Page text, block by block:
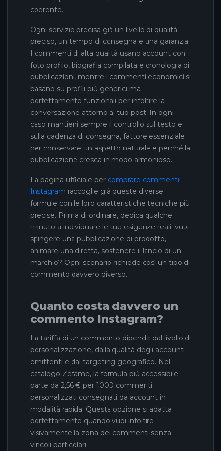
coerente.
Ogni servizio precisa già un livello di qualità
preciso, un tempo di consegna e una garanzia.
I commenti di alta qualità usano account con
foto profilo, biografia compilata e cronologia di
pubblicazioni, mentre i commenti economici si
basano su profili più generici ma
perfettamente funzionali per infoltire la
conversazione attorno al tuo post. In ogni
caso mantieni sempre il controllo sul testo e
sulla cadenza di consegna, fattore essenziale
per conservare un aspetto naturale e perché la
pubblicazione cresca in modo armonioso.
La pagina ufficiale per comprare commenti
Instagram raccoglie già queste diverse
formule con le loro caratteristiche tecniche più
precise. Prima di ordinare, dedica qualche
minuto a individuare le tue esigenze reali: vuoi
spingere una pubblicazione di prodotto,
animare una diretta, sostenere il lancio di un
marchio? Ogni scenario richiede così un tipo di
commento davvero diverso.
Quanto costa davvero un
commento Instagram?
La tariffa di un commento dipende dal livello di
personalizzazione, dalla qualità degli account
emittenti e dal targeting geografico. Nel
catalogo Zefame, la formula più accessibile
parte da 2,56 € per 1000 commenti
personalizzati consegnati da account in
modalità rapida. Questa opzione si adatta
perfettamente quando vuoi infoltire
visivamente la zona dei commenti senza
vincoli particolari.